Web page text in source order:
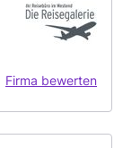
Firma bewerten